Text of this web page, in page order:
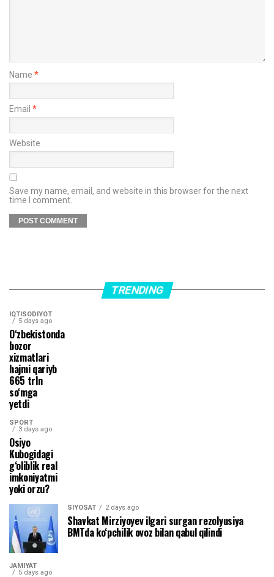
Name *
Email *
Website
Save my name, email, and website in this browser for the next
time I comment.
TRENDING
IQTISODIYOT
5 days ago
O‘zbekistonda
bozor
xizmatlari
hajmi qariyb
665 trln
so‘mga
yetdi
SPORT
3 days ago
Osiyo
Kubogidagi
g‘oliblik real
imkoniyatmi
yoki orzu?
SIYOSAT 2 days ago
Shavkat Mirziyoyev ilgari surgan rezolyusiya
BMTda ko‘pchilik ovoz bilan qabul qilindi
JAMIYAT
5 days ago